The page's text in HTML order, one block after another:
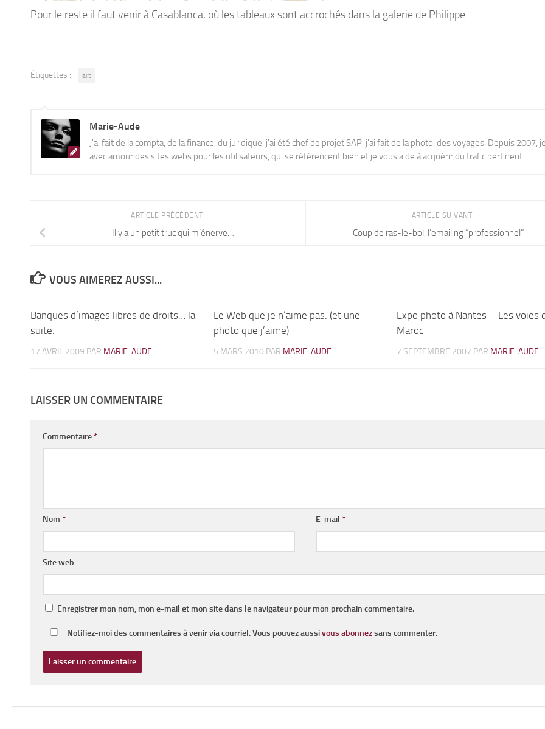
Pour le reste il faut venir à Casablanca, où les tableaux sont accrochés dans la galerie de Philippe.
Étiquettes : art
Marie-Aude
J'ai fait de la compta, de la finance, du juridique, j'ai été chef de projet SAP, j'ai fait de la photo, des voyages. Depuis 2007,
avec amour des sites webs pour les utilisateurs, qui se référencent bien et je vous aide à acquérir du trafic pertinent.
ARTICLE SUIVANT
Coup de ras-le-bol, l’emailing “professionnel”
ARTICLE PRÉCÉDENT
Il y a un petit truc qui m’énerve…
VOUS AIMEREZ AUSSI...
Banques d’images libres de droits… la
suite.
17 AVRIL 2009 PAR MARIE-AUDE
Le Web que je n’aime pas. (et une
photo que j’aime)
5 MARS 2010 PAR MARIE-AUDE
Expo photo à Nantes – Les voies
Maroc
7 SEPTEMBRE 2007 PAR MARIE-AUDE
LAISSER UN COMMENTAIRE
Commentaire*
Nom * E-mail*
Site web
Enregistrer mon nom, mon e-mail et mon site dans le navigateur pour mon prochain commentaire.
Notifiez-moi des commentaires à venir via courriel. Vous pouvez aussivous abonnezsans commenter.